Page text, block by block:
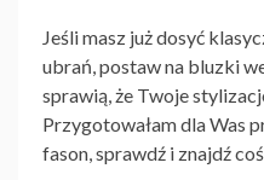
Jeśli masz już dosyć
ubrań, postaw na bluzki
sprawią, że Twoje
Przygotowałam dla Was
fason, sprawdź i znajdź